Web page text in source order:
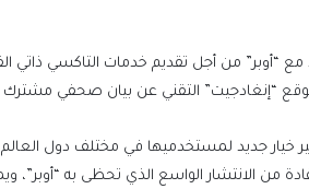
“أوبر” من أجل تقديم خدمات التاكسي ذاتي
“إنغادجيت” التقني عن بيان صحفي مشترك
خيار جديد لمستخدميها في مختلف دول
من الانتشار الواسع الذي تحظى به “أوبر”،